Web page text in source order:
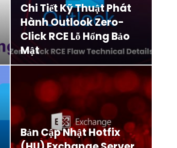
Chi Tiết Kỹ Thuật Phát
Hành Outlook Zero-
Click RCE Lỗ Hổng Bảo
Mật
Bản Cập Nhật Hotfix